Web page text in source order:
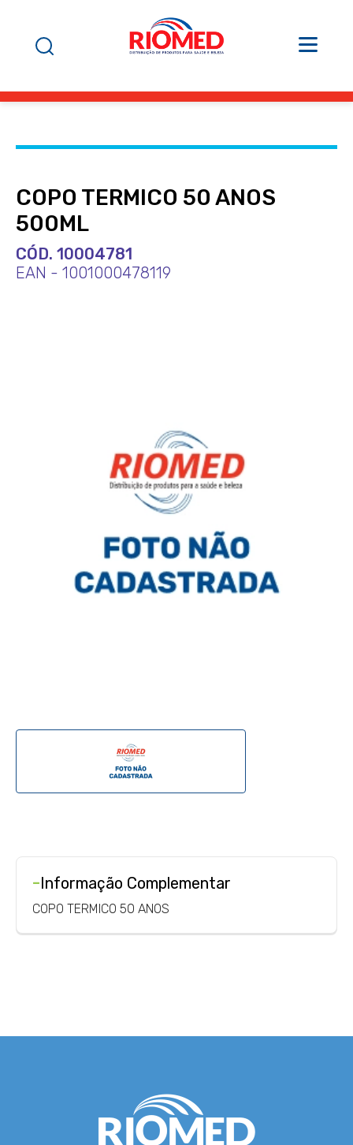
COPO TERMICO 50 ANOS
500ML
CÓD. 10004781
EAN - 1001000478119
-Informação Complementar
COPO TERMICO 50 ANOS